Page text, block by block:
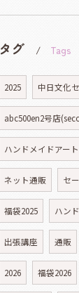
タグ Tags
2025 中日文化
abc500en2号店
ハンドメイドアー
ネット通販 セ
福袋2025 ハン
出張講座 通販
2026 福袋2026